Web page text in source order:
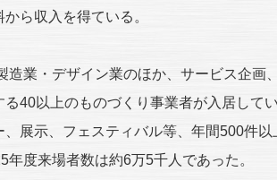
ら収入を得ている。
造業・デザイン業のほか、サービス企画、
40以上のものづくり事業者が入居してい
展示、フェスティバル等、年間500件以
度来場者数は約6万5千人であった。